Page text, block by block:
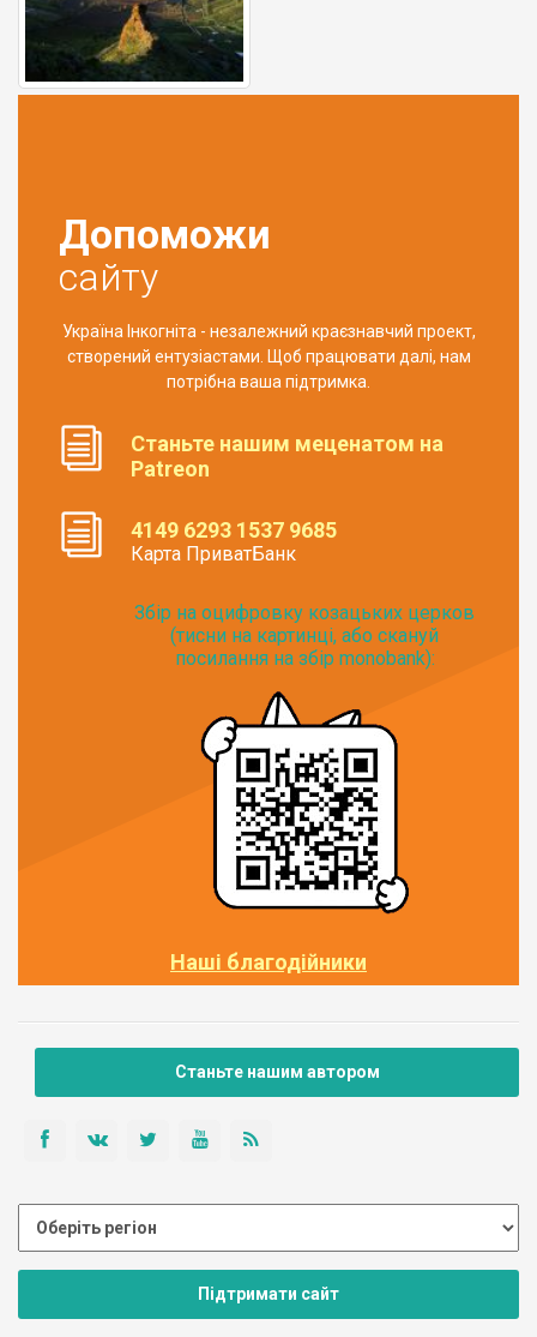
Допоможи
сайту
Україна Інкогніта - незалежний краєзнавчий проект,
створений ентузіастами. Щоб працювати далі, нам
потрібна ваша підтримка.
Станьте нашим меценатом на
Patreon
4149 6293 1537 9685
Карта ПриватБанк
Збір на оцифровку козацьких церков
(тисни на картинці, або скануй
посилання на збір monobank):
Наші благодійники
Станьте нашим автором
Підтримати сайт